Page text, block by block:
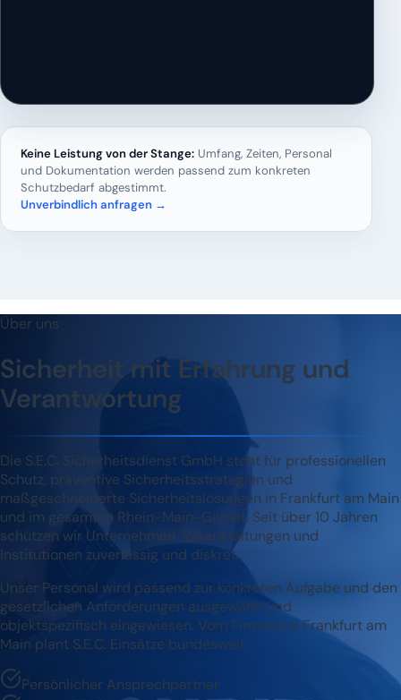
Keine Leistung von der Stange: Umfang, Zeiten, Personal
und Dokumentation werden passend zum konkreten
Schutzbedarf abgestimmt.
Unverbindlich anfragen →
Über uns
Sicherheit mit Erfahrung und
Verantwortung
Die S.E.C. Sicherheitsdienst GmbH steht für professionellen
Schutz, präventive Sicherheitsstrategien und
maßgeschneiderte Sicherheitslösungen in Frankfurt am Main
und im gesamten Rhein-Main-Gebiet. Seit über 10 Jahren
schützen wir Unternehmen, Veranstaltungen und
Institutionen zuverlässig und diskret.
Unser Personal wird passend zur konkreten Aufgabe und den
gesetzlichen Anforderungen ausgewählt und
objektspezifisch eingewiesen. Vom Firmensitz Frankfurt am
Main plant S.E.C. Einsätze bundesweit.
Persönlicher Ansprechpartner